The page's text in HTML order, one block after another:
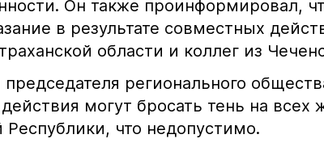
Он также проинформировал,
в результате совместных
области и коллег из
регионального
могут бросать тень на всех
Республики, что недопустимо.